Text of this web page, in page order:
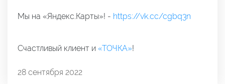
Мы на «Яндекс.Карты»! - https://vk.cc/cgbq3n
Счастливый клиент и «ТОЧКА»!
28 сентября 2022